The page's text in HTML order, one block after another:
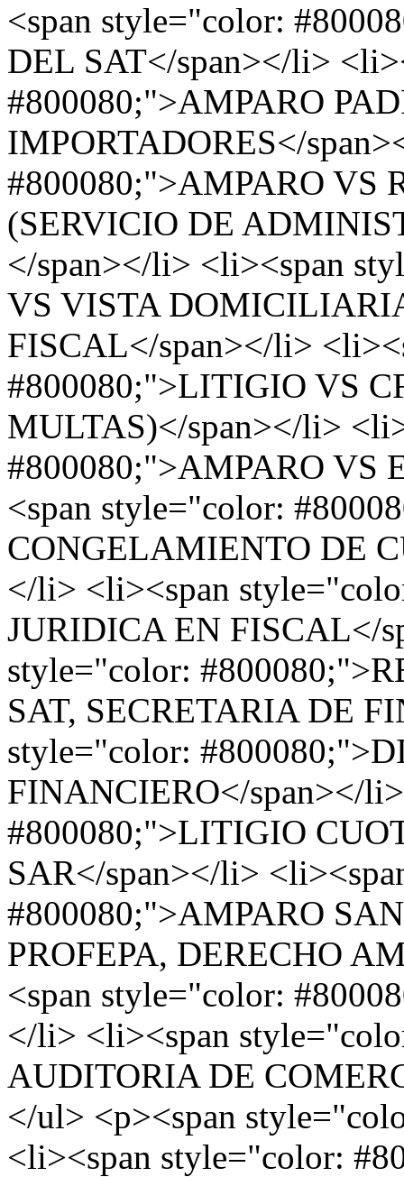
<span style="color:
DEL SAT</span></li>
#800080;">AMPARO
IMPORTADORES</
#800080;">AMPARO VS
(SERVICIO DE
</span></li> <li><span
VS VISTA
FISCAL</span></li>
#800080;">LITIGIO VS
MULTAS)</span></li>
#800080;">AMPARO VS
<span style="color:
CONGELAMIENTO DE
</li> <li><span
JURIDICA EN FISCAL</
style="color:
SAT, SECRETARIA DE
style="color:
FINANCIERO</span></
#800080;">LITIGIO
SAR</span></li>
#800080;">AMPARO
PROFEPA, DERECHO
<span style="color:
</li> <li><span
AUDITORIA DE
</ul> <p><span
<li><span style="color: